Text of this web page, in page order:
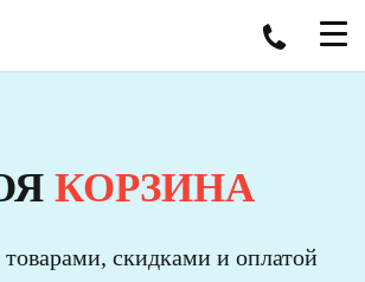
КОРЗИНА
товарами, скидками и оплатой